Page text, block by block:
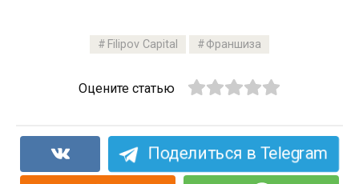
Filipov Capital Франшиза
Оцените статью
Поделиться в Telegram